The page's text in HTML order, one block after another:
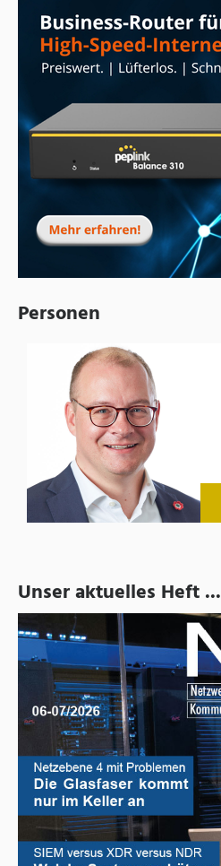
Personen
Unser aktuelles Heft ...